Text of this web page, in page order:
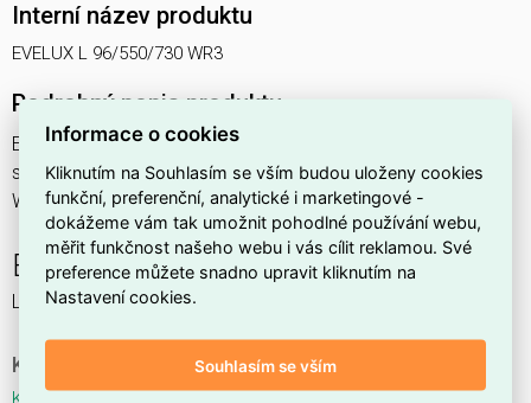
Interní název produktu
EVELUX L 96/550/730 WR3
Podrobný popis produktu
EVELUX L 96/550/730 WR3 195W IP66
svítidlo pouliční s modulem LED, spektrum 730A3, optika
WR3 (wide road TYPE I CENTRAL LANE)
EVELUX
LED svítidlo pro osvětlení komunikací.
Ke stažení
Informace o cookies
Kliknutím na Souhlasím se vším budou uloženy cookies
funkční, preferenční, analytické i marketingové -
dokážeme vám tak umožnit pohodlné používání webu,
měřit funkčnost našeho webu i vás cílit reklamou. Své
preference můžete snadno upravit kliknutím na
Nastavení cookies.
Souhlasím se vším